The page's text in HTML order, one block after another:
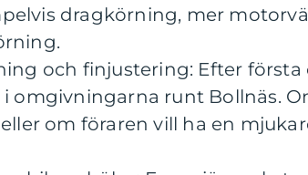
dragkörning, mer
och finjustering: Efter
i omgivningarna runt Bollnäs.
om föraren vill ha en